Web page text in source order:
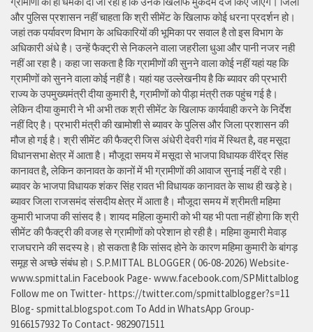
और पुलिस प्रशासन नहीं चाहता कि श्री सीमेंट के खिलाफ कोई धरना प्रदर्शन हो।
जहां तक पर्यावरण विभाग के अधिकारियों की भूमिका पर सवाल है तो इस विभाग के
अधिकारी अंधे है। उन्हें फैक्ट्री से निकलने वाला जहरीला धुआ और पानी नजर नही
नहीं आ रहा है। कहा जा सकता है कि ग्रामीणों की सुनने वाला कोई नहीं यहां यह कि
ग्रामीणों को सुनने वाला कोई नहीं है। यहां यह उल्लेखनीय है कि ब्यावर की प्रभारी
राज्य के उपमुख्यमंत्री दीया कुमारी है, ग्रामीणों को पीड़ा मंत्री तक पहुंच गई है।
लेकिन दीया कुमारी ने भी अभी तक श्री सीमेंट के खिलाफ कार्यवाही करने के निर्देश
नहीं दिए है। प्रभारी मंत्री की खामोशी से ब्यावर के पुलिस और जिला प्रशासन की
मौज हो गई है। श्री सीमेंट की फैक्ट्री जिस अंधेरी देवरी गांव में स्थित है, वह मसूदा
विधानसभा क्षेत्र में आता है। मौजूदा समय में मसूदा से भाजपा विधायक वीरेंद्र सिंह
कानावत है, लेकिन कानावत के कानों में भी ग्रामीणों की आवाज सुनाई नहीं दे रही।
ब्यावर के भाजपा विधायक शंकर सिंह रावत भी विधायक कानावत के साथ ही खड़े हे।
ब्यावर जिला राजसमंद संसदीय क्षेत्र में आता है। मौजूदा समय में श्रीमती महिमा
कुमारी भाजपा की सांसद है। शायद महिला कुमारी को भी यह भी पता नहीं होगा कि श्री
सीमेंट की फैक्ट्री की वजह से ग्रामीणों को परेशान हो रही है। महिमा कुमारी मेवाड़
राजघराने की सदस्य हे। हो सकता है कि सांसद होने के कारण महिमा कुमारी के बांगड़
समूह से अच्छे संबंध हो। S.P.MITTAL BLOGGER ( 06-08-2026) Website-
www.spmittal.in Facebook Page- www.facebook.com/SPMittalblog
Follow me on Twitter- https://twitter.com/spmittalblogger?s=11
Blog- spmittal.blogspot.com To Add in WhatsApp Group-
9166157932 To Contact- 9829071511